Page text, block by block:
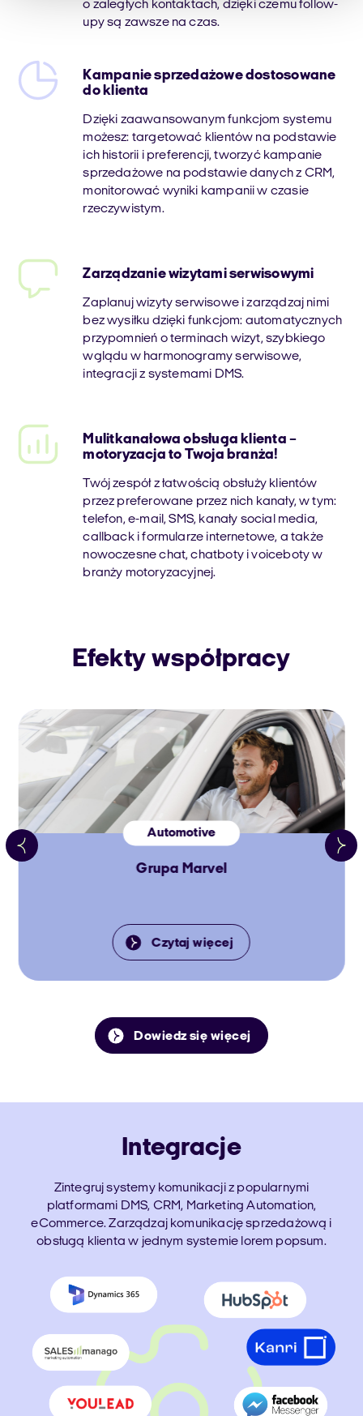
o zaległych kontaktach, dzięki czemu follow-
upy są zawsze na czas.
Kampanie sprzedażowe dostosowane
do klienta
Dzięki zaawansowanym funkcjom systemu
możesz: targetować klientów na podstawie
ich historii i preferencji, tworzyć kampanie
sprzedażowe na podstawie danych z CRM,
monitorować wyniki kampanii w czasie
rzeczywistym.
Zarządzanie wizytami serwisowymi
Zaplanuj wizyty serwisowe i zarządzaj nimi
bez wysiłku dzięki funkcjom: automatycznych
przypomnień o terminach wizyt, szybkiego
wglądu w harmonogramy serwisowe,
integracji z systemami DMS.
Mulitkanałowa obsługa klienta –
motoryzacja to Twoja branża!
Twój zespół z łatwością obsłuży klientów
przez preferowane przez nich kanały, w tym:
telefon, e-mail, SMS, kanały social media,
callback i formularze internetowe, a także
nowoczesne chat, chatboty i voiceboty w
branży motoryzacyjnej.
Efekty współpracy
Automotive
Grupa Marvel
Czytaj więcej
Dowiedz się więcej
Integracje
Zintegruj systemy komunikacji z popularnymi
platformami DMS, CRM, Marketing Automation,
eCommerce. Zarządzaj komunikację sprzedażową i
obsługą klienta w jednym systemie lorem popsum.